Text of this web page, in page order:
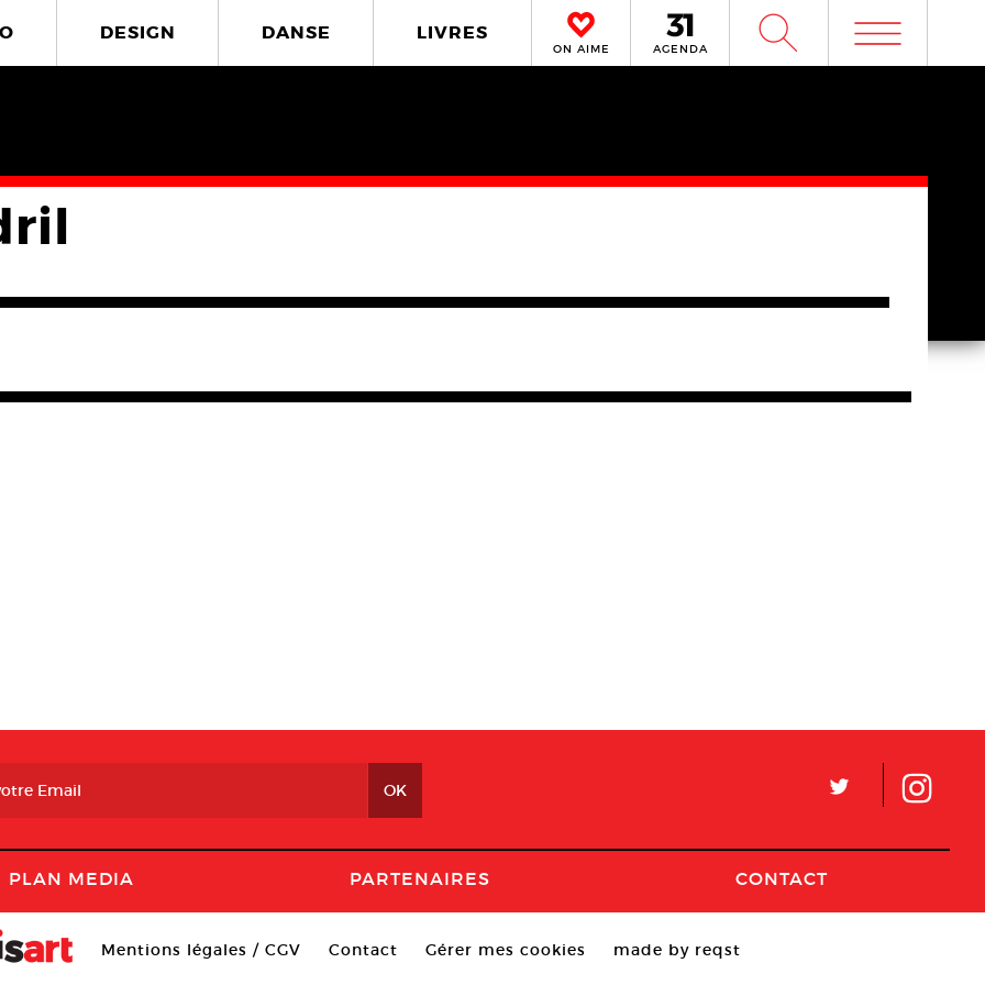
DESIGN DANSE LIVRES
ON AIME AGENDA W m
L
PLAN MEDIA PARTENAIRES CONTACT
Mentions légales / CGV Contact Gérer mes cookies made by reqst